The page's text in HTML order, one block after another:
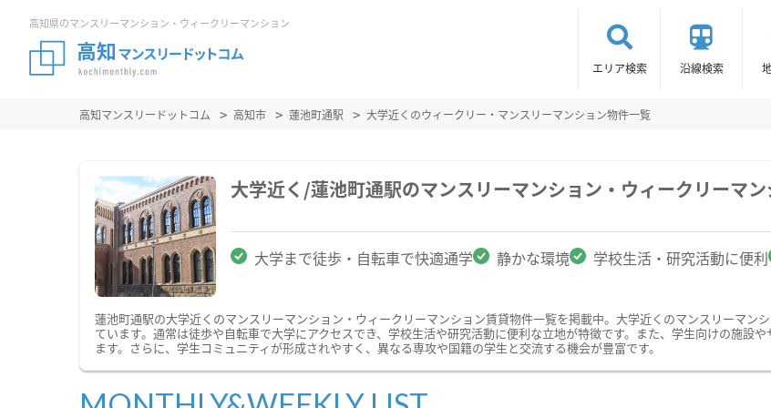
高知県のマンスリーマンション・ウィークリーマンション
エリア検索 沿線検索
高知マンスリードットコム 高知市 蓮池町通駅 大学近くのウィークリー・マンスリーマンション物件一覧
大学近く/蓮池町通駅のマンスリーマンション・ウィークリーマ
大学まで徒歩・自転車で快適通学 静かな環境 学校生活・研究活動に便利
蓮池町通駅の大学近くのマンスリーマンション・ウィークリーマンション賃貸物件一覧を掲載中。大学近くのマンスリーマン
ています。通常は徒歩や自転車で大学にアクセスでき、学校生活や研究活動に便利な立地が特徴です。また、学生向けの施設
ます。さらに、学生コミュニティが形成されやすく、異なる専攻や国籍の学生と交流する機会が豊富です。